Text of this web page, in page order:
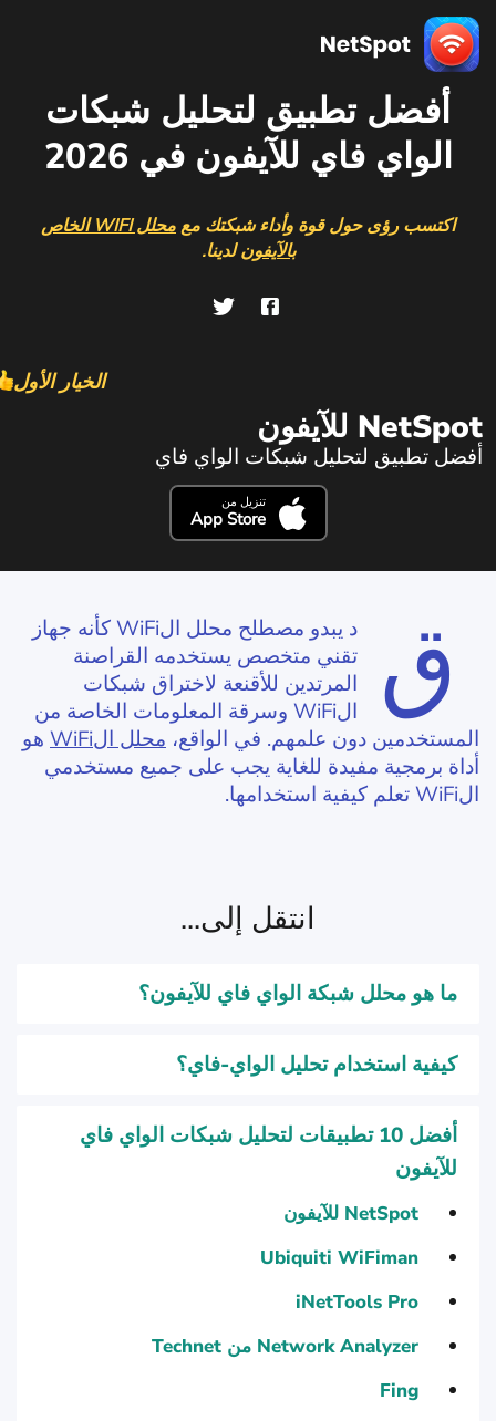
أفضل تطبيق لتحليل شبكات
الواي فاي للآيفون في 2026
اكتسب رؤى حول قوة وأداء شبكتك مع
محلل WIFI الخاص
بالآيفونلدينا.
الخيار الأول
NetSpot للآيفون
أفضل تطبيق لتحليل شبكات الواي فاي
تنزيل من
App Store
ق
د يبدو مصطلح محلل الWiFi كأنه جهاز
تقني متخصص يستخدمه القراصنة
المرتدين للأقنعة لاختراق شبكات
الWiFi وسرقة المعلومات الخاصة من
المستخدمين دون علمهم. في الواقع، محلل الWiFi
هو
أداة برمجية مفيدة للغاية يجب على جميع مستخدمي
الWiFi تعلم كيفية استخدامها.
انتقل إلى...
ما هو محلل شبكة الواي فاي للآيفون؟
كيفية استخدام تحليل الواي-فاي؟
أفضل 10 تطبيقات لتحليل شبكات الواي فاي
للآيفون
NetSpot للآيفون
Ubiquiti WiFiman
iNetTools Pro
Network Analyzer من Technet
Fing